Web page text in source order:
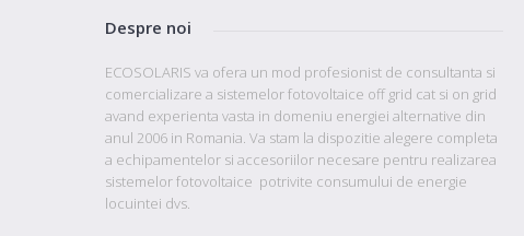
Despre noi
ECOSOLARIS va ofera un mod profesionist de consultanta si
comercializare a sistemelor fotovoltaice off grid cat si on grid
avand experienta vasta in domeniu energiei alternative din
anul 2006 in Romania. Va stam la dispozitie alegere completa
a echipamentelor si accesoriilor necesare pentru realizarea
sistemelor fotovoltaice potrivite consumului de energie
locuintei dvs.